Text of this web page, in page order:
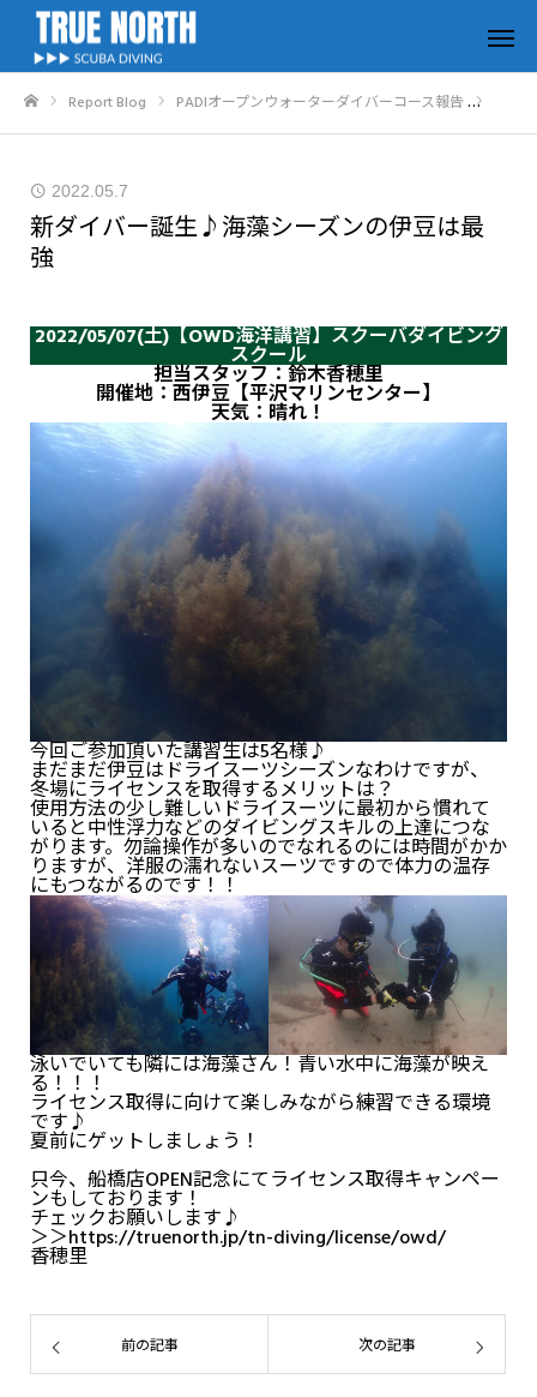
Report Blog PADIオープンウォーターダイバーコース報告
2022.05.7
新ダイバー誕生♪海藻シーズンの伊豆は最
強
2022/05/07(土)【OWD海洋講習】スクーバダイビング
スクール
担当スタッフ：鈴木香穂里
開催地：西伊豆【平沢マリンセンター】
天気：晴れ！
今回ご参加頂いた講習生は5名様♪
まだまだ伊豆はドライスーツシーズンなわけですが、
冬場にライセンスを取得するメリットは？
使用方法の少し難しいドライスーツに最初から慣れて
いると中性浮力などのダイビングスキルの上達につな
がります。勿論操作が多いのでなれるのには時間がかか
りますが、洋服の濡れないスーツですので体力の温存
にもつながるのです！！
泳いでいても隣には海藻さん！青い水中に海藻が映え
る！！！
ライセンス取得に向けて楽しみながら練習できる環境
です♪
夏前にゲットしましょう！
只今、船橋店OPEN記念にてライセンス取得キャンペー
ンもしております！
チェックお願いします♪
＞＞https://truenorth.jp/tn-diving/license/owd/
香穂里
前の記事 次の記事